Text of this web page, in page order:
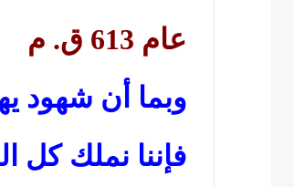
عام 613 ق. م
وبما أن شهود
فإننا نملك